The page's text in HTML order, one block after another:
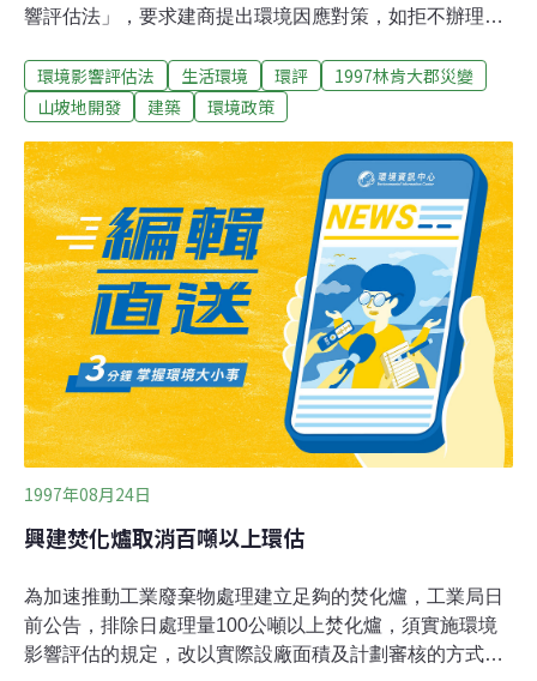
響評估法」，要求建商提出環境因應對策，如拒不辦理、
查則將以總量管制精神，如開發超過一個地區環境的負
荷，將禁止開發。「環境影響評估法」28條規定，「本法
要時，得命令開發單位辦理環境影響之調查、分析，並提
出因應對策，於經主管機關核准後，切實執行」。環保署
表示，已正式發函給地方政府，對於目前施工中的老丙建
開發案，如有環境影響之虞者，要求建商提出環境影響因
應對策，如業者不辦理者，情節嚴重者，將勒令停工。環
保署表示，未來長遠的規劃，將針對不同的環境敏感地
區，訂定總環境涵養量，進行環境影響評估審查，可以減
少山坡地過度開發的現象。
環境影響評估法 生活環境 環評
1997林肯大郡災變
山坡地開發
建築 環境政策
1997年08月24日
興建焚化爐取消百噸以上環估
為加速推動工業廢棄物處理建立足夠的焚化爐，工業局日
前公告，排除日處理量100公噸以上焚化爐，須實施環境
影響評估的規定，改以實際設廠面積及計劃審核的方式，